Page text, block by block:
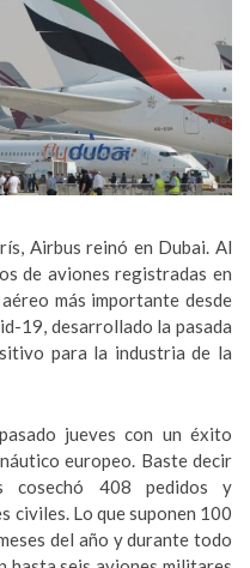
Airbus reinó en Dubai. Al
de aviones registradas en
más importante desde
19, desarrollado la pasada
para la industria de la
jueves con un éxito
europeo. Baste decir
408 pedidos y
civiles. Lo que suponen 100
del año y durante todo